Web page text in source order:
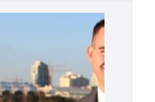
preziosi
adatto ad